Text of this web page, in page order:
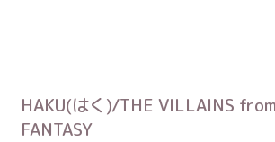
HAKU(はく)/THE VILLAINS
FANTASY